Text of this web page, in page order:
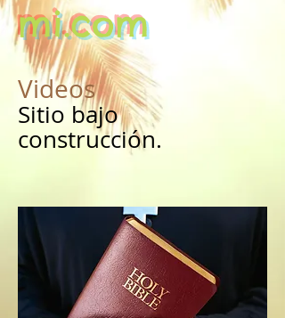
mi.com
Videos
Sitio bajo
construcción.